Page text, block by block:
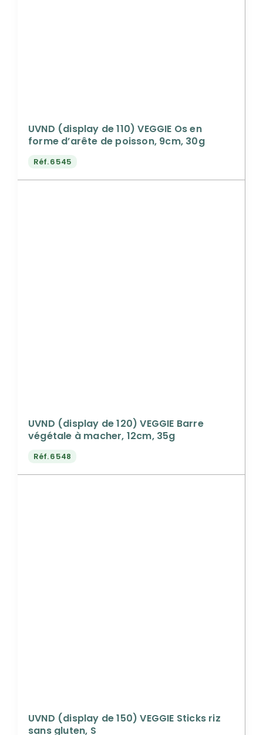
UVND (display de 110) VEGGIE Os en
forme d’arête de poisson, 9cm, 30g
Réf.6545
UVND (display de 120) VEGGIE Barre
végétale à macher, 12cm, 35g
Réf.6548
UVND (display de 150) VEGGIE Sticks riz
sans gluten, S